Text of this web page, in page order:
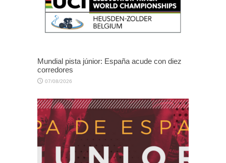
Mundial pista júnior: España acude con diez
corredores
07/08/2026